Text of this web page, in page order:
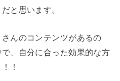
と思います。
んのコンテンツがあるの
、自分に合った効果的な方
！